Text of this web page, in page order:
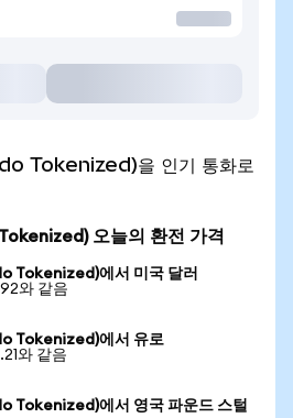
Tokenized)을 인기 통화로
오늘의 환전 가격
Tokenized)에서 미국 달러
와 같음
Tokenized)에서 유로
와 같음
Tokenized)에서 영국 파운드 스털